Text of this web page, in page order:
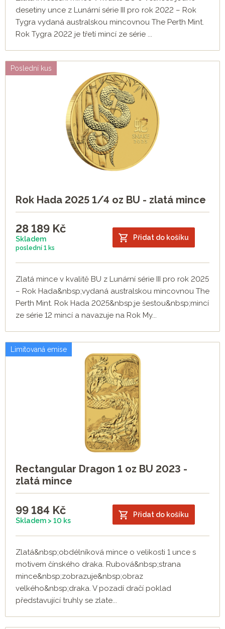
desetiny unce z Lunární série III pro rok 2022 – Rok
Tygra vydaná australskou mincovnou The Perth Mint.
Rok Tygra 2022 je třetí mincí ze série ...
Poslední kus
Rok Hada 2025 1/4 oz BU - zlatá mince
28 189 Kč
Skladem
poslední 1 ks
Přidat do košíku
Zlatá mince v kvalitě BU z Lunární série III pro rok 2025
– Rok Hada&nbsp;vydaná australskou mincovnou The
Perth Mint. Rok Hada 2025&nbsp;je šestou&nbsp;mincí
ze série 12 mincí a navazuje na Rok My...
Limitovaná emise
Rectangular Dragon 1 oz BU 2023 -
zlatá mince
99 184 Kč
Skladem > 10 ks
Přidat do košíku
Zlatá&nbsp;obdélníková mince o velikosti 1 unce s
motivem čínského draka. Rubová&nbsp;strana
mince&nbsp;zobrazuje&nbsp;obraz
velkého&nbsp;draka. V pozadí dračí poklad
představující truhly se zlate...